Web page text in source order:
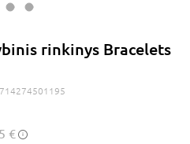
rinkinys Bracelets
€